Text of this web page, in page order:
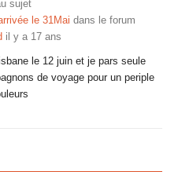
sujet
le 31Mai dans le forum
il y a 17 ans
le 12 juin et je pars seule
de voyage pour un periple